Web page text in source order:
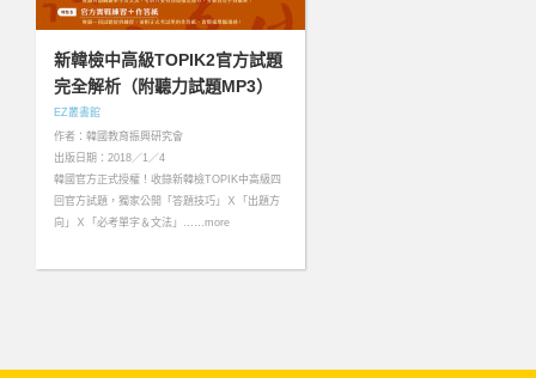
新韓檢中高級TOPIK2官方試題
完全解析（附聽力試題MP3）
EZ叢書館
作者：韓國教育振興研究會
出版日期：2018／1／4
韓國官方正式授權！收錄新韓檢TOPIK中高級四
回官方試題，獨家公開「答題技巧」Ｘ「出題方
向」Ｘ「必考單字＆文法」……more